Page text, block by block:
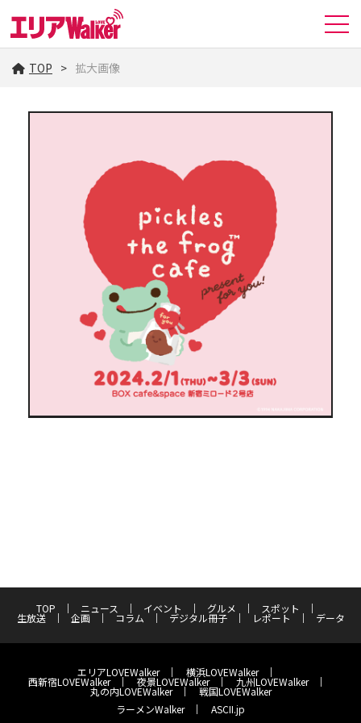
TOP 拡大画像
TOP ニュース イベント グルメ スポット
生放送 企画 コラム デジタル冊子 レポート データ
エリアLOVEWalker 横浜LOVEWalker
西新宿LOVEWalker 夜景LOVEWalker 九州LOVEWalker
丸の内LOVEWalker
戦国LOVEWalker
ラーメンWalker
ASCII.jp